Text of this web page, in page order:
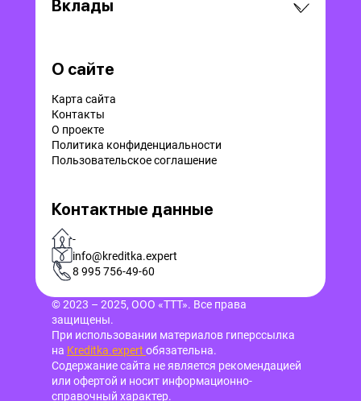
Вклады
О сайте
Карта сайта
Контакты
О проекте
Политика конфиденциальности
Пользовательское соглашение
Контактные данные
-
info@kreditka.expert
8 995 756-49-60
© 2023 – 2025, ООО «ТТТ». Все права
защищены.
При использовании материалов гиперссылка
на Kreditka.expert обязательна.
Содержание сайта не является рекомендацией
или офертой и носит информационно-
справочный характер.